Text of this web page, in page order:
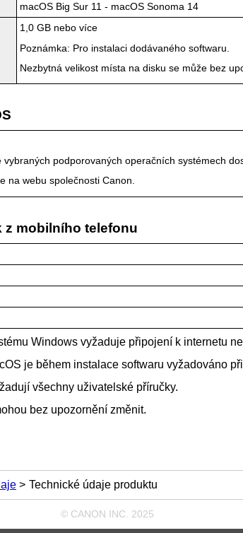
macOS Big Sur 11 - macOS Sonoma 14
1,0 GB nebo více
Poznámka: Pro instalaci dodávaného softwaru.
Nezbytná velikost místa na disku se může bez
podporovaných operačních systémech
na webu společnostiCanon.
z mobilního telefonu
Windowsvyžaduje připojení k internetu
je během instalace softwaru vyžadováno
všechny uživatelské příručky.
bez upozornění změnit.
Technické údaje produktu
© CANON INC. 2025